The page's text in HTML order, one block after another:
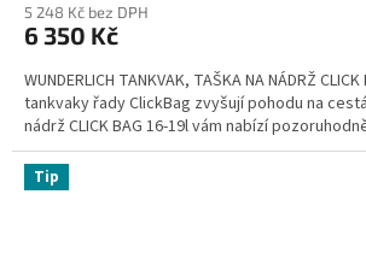
5 248 Kč bez DPH
6 350 Kč
WUNDERLICH TANKVAK, TAŠKA NA NÁDRŽ
tankvaky řady ClickBag zvyšují pohodu na
nádrž CLICK BAG 16-19l vám nabízí
Tip